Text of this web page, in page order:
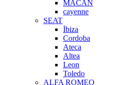
MACAN
cayenne
SEAT
İbiza
Cordoba
Ateca
Altea
Leon
Toledo
ALFA ROMEO